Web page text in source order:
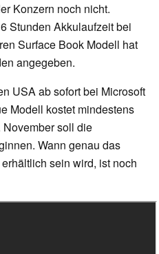
Konzern noch nicht.
Stunden Akkulaufzeit bei
Surface Book Modell hat
angegeben.
USA ab sofort bei Microsoft
Modell kostet mindestens
soll die
Wann genau das
sein wird, ist noch